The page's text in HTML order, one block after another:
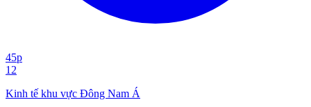
45p
12
Kinh tế khu vực Đông Nam Á